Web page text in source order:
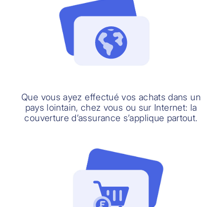
Que vous ayez effectué vos achats dans un
pays lointain, chez vous ou sur Internet: la
couverture d’assurance s’applique partout.